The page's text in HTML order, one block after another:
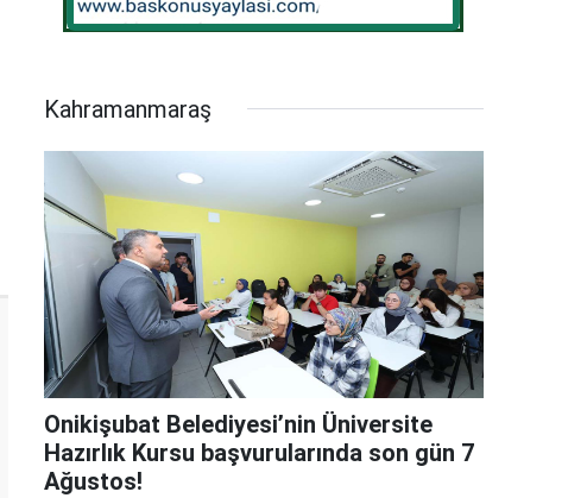
Kahramanmaraş
Onikişubat Belediyesi’nin Üniversite
Hazırlık Kursu başvurularında son gün 7
Ağustos!